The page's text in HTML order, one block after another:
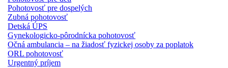
Pohotovosť pre dospelých
Zubná pohotovosť
Detská ÚPS
Gynekologicko-pôrodnícka pohotovosť
Očná ambulancia – na žiadosť fyzickej osoby za poplatok
ORL pohotovosť
Urgentný príjem